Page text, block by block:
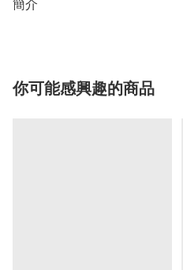
簡介
你可能感興趣的商品